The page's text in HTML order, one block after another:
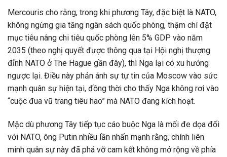
Mercouris cho rằng, trong khi phương Tây, đặc biệt là NATO,
không ngừng gia tăng ngân sách quốc phòng, thậm chí đặt
mục tiêu nâng chi tiêu quốc phòng lên 5% GDP vào năm
2035 (theo nghị quyết được thông qua tại Hội nghị thượng
đỉnh NATO ở The Hague gần đây), thì Nga lại có xu hướng
ngược lại. Điều này phản ánh sự tự tin của Moscow vào sức
mạnh quân sự hiện tại, đồng thời cho thấy Nga không rơi vào
“cuộc đua vũ trang tiêu hao” mà NATO đang kích hoạt.
Mặc dù phương Tây tiếp tục cáo buộc Nga là mối đe dọa đối
với NATO, ông Putin nhiều lần nhấn mạnh rằng, chính liên
minh quân sự này đã phá vỡ cam kết không mở rộng về phía